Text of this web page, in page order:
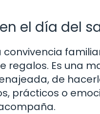
el día del
convivencia
regalos. Es una
de
prácticos o